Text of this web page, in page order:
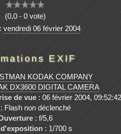
(0,0 - 0 vote)
: vendredi 06 février 2004
EXIF
KODAK COMPANY
DX3600 DIGITAL CAMERA
de vue : 06 février 2004, 09:52:42
Flash non déclenché
: f/5,6
d'exposition : 1/700 s